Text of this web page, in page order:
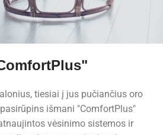
tiesiai į jus pučiančius oro
išmani "ComfortPlus"
vėsinimo sistemos ir